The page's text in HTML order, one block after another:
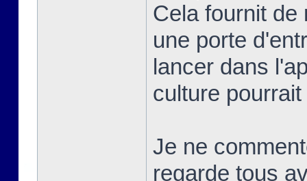
Cela fournit de
une porte
lancer dans
culture
Je ne
regarde tous